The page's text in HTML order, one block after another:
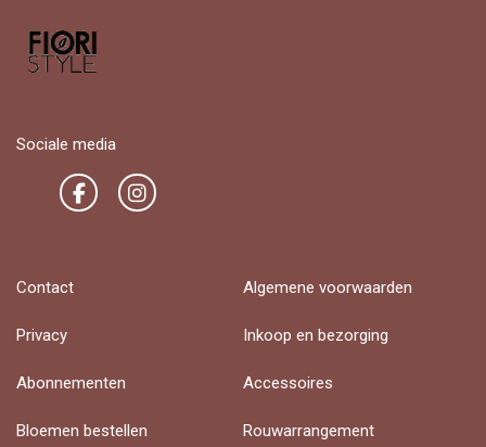
Sociale media
Contact Algemene voorwaarden
Privacy Inkoop en bezorging
Abonnementen Accessoires
Bloemen bestellen Rouwarrangement